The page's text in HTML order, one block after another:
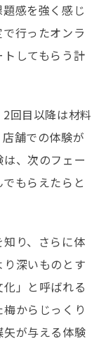
感を強く感じ
行ったオンラ
してもらう計
2回目以降は材料
舗での体験が
は、次のフェー
もらえたらと
り、さらに体
深いものとす
」と呼ばれる
からじっくり
が与える体験